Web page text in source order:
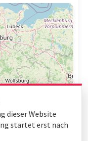
dieser Website
startet erst nach